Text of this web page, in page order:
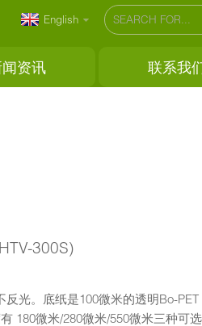
English
资讯 联系我
300S)
光。底纸是100微米的透明Bo-PET
180微米/280微米/550微米三种可